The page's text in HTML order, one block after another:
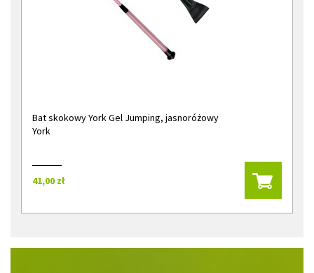
Bat skokowy York Gel Jumping, jasnoróżowy
York
41,00 zł